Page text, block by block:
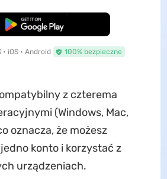
Pobierz za darmo
iOS • Android 100% bezpieczne
z czterema
(Windows, Mac,
oznacza, że ​​możesz
konto i korzystać z
urządzeniach.